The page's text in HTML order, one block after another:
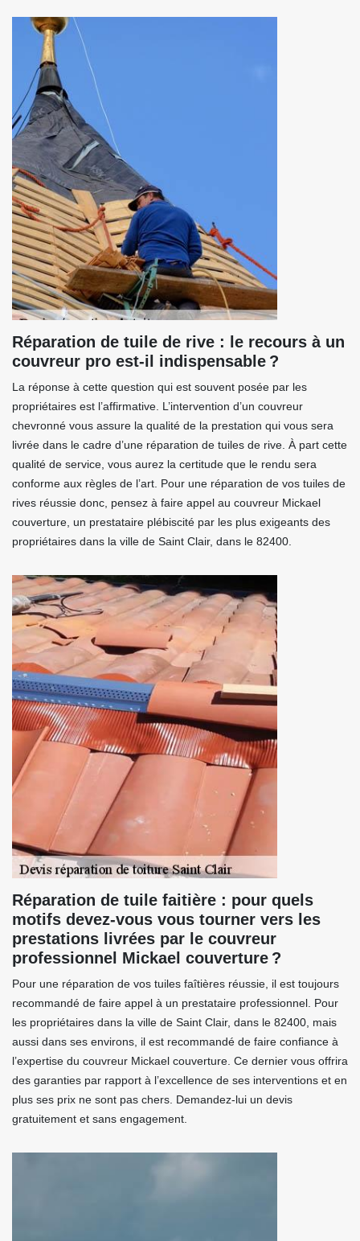
Réparation de tuile de rive : le recours à un
couvreur pro est-il indispensable ?
La réponse à cette question qui est souvent posée par les
propriétaires est l’affirmative. L’intervention d’un couvreur
chevronné vous assure la qualité de la prestation qui vous sera
livrée dans le cadre d’une réparation de tuiles de rive. À part cette
qualité de service, vous aurez la certitude que le rendu sera
conforme aux règles de l’art. Pour une réparation de vos tuiles de
rives réussie donc, pensez à faire appel au couvreur Mickael
couverture, un prestataire plébiscité par les plus exigeants des
propriétaires dans la ville de Saint Clair, dans le 82400.
Réparation de tuile faitière : pour quels
motifs devez-vous vous tourner vers les
prestations livrées par le couvreur
professionnel Mickael couverture ?
Pour une réparation de vos tuiles faîtières réussie, il est toujours
recommandé de faire appel à un prestataire professionnel. Pour
les propriétaires dans la ville de Saint Clair, dans le 82400, mais
aussi dans ses environs, il est recommandé de faire confiance à
l’expertise du couvreur Mickael couverture. Ce dernier vous offrira
des garanties par rapport à l’excellence de ses interventions et en
plus ses prix ne sont pas chers. Demandez-lui un devis
gratuitement et sans engagement.